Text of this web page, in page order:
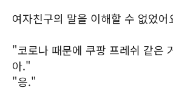
여자친구의 말을 이해할 수 없었어
"코로나 때문에 쿠팡 프레쉬 같은
아."
"응."